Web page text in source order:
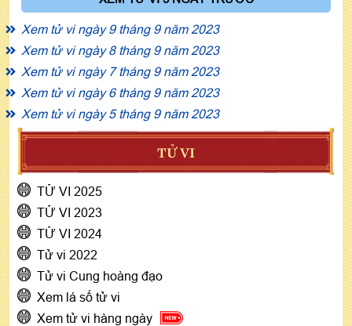
Xem tử vi ngày 9 tháng 9 năm 2023
Xem tử vi ngày 8 tháng 9 năm 2023
Xem tử vi ngày 7 tháng 9 năm 2023
Xem tử vi ngày 6 tháng 9 năm 2023
Xem tử vi ngày 5 tháng 9 năm 2023
TỬ VI
TỬ VI 2025
TỬ VI 2023
TỬ VI 2024
Tử vi 2022
Tử vi Cung hoàng đạo
Xem lá số tử vi
Xem tử vi hàng ngày